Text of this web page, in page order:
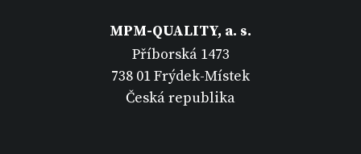
MPM-QUALITY, a. s.
Příborská 1473
738 01 Frýdek-Místek
Česká republika